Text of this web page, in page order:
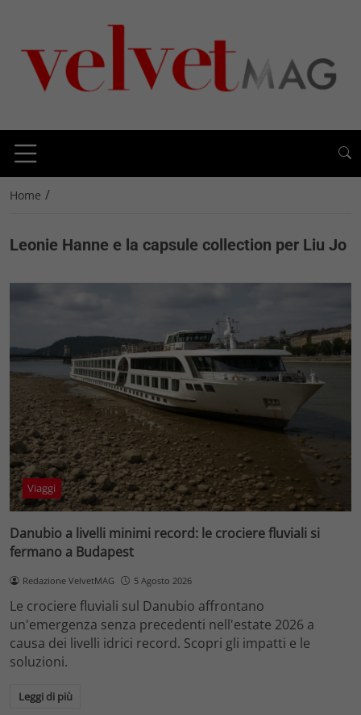
Home /
Leonie Hanne e la capsule collection per Liu Jo
Viaggi
Danubio a livelli minimi record: le crociere fluviali si
fermano a Budapest
Redazione VelvetMAG 5 Agosto 2026
Le crociere fluviali sul Danubio affrontano
un'emergenza senza precedenti nell'estate 2026 a
causa dei livelli idrici record. Scopri gli impatti e le
soluzioni.
Leggi di più